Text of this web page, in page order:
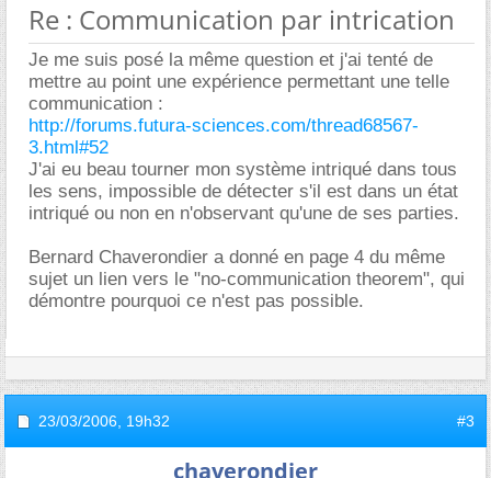
Re : Communication par intrication
Je me suis posé la même question et j'ai tenté de
mettre au point une expérience permettant une telle
communication :
http://forums.futura-sciences.com/thread68567-
3.html#52
J'ai eu beau tourner mon système intriqué dans tous
les sens, impossible de détecter s'il est dans un état
intriqué ou non en n'observant qu'une de ses parties.
Bernard Chaverondier a donné en page 4 du même
sujet un lien vers le "no-communication theorem", qui
démontre pourquoi ce n'est pas possible.
23/03/2006, 19h32 #3
chaverondier